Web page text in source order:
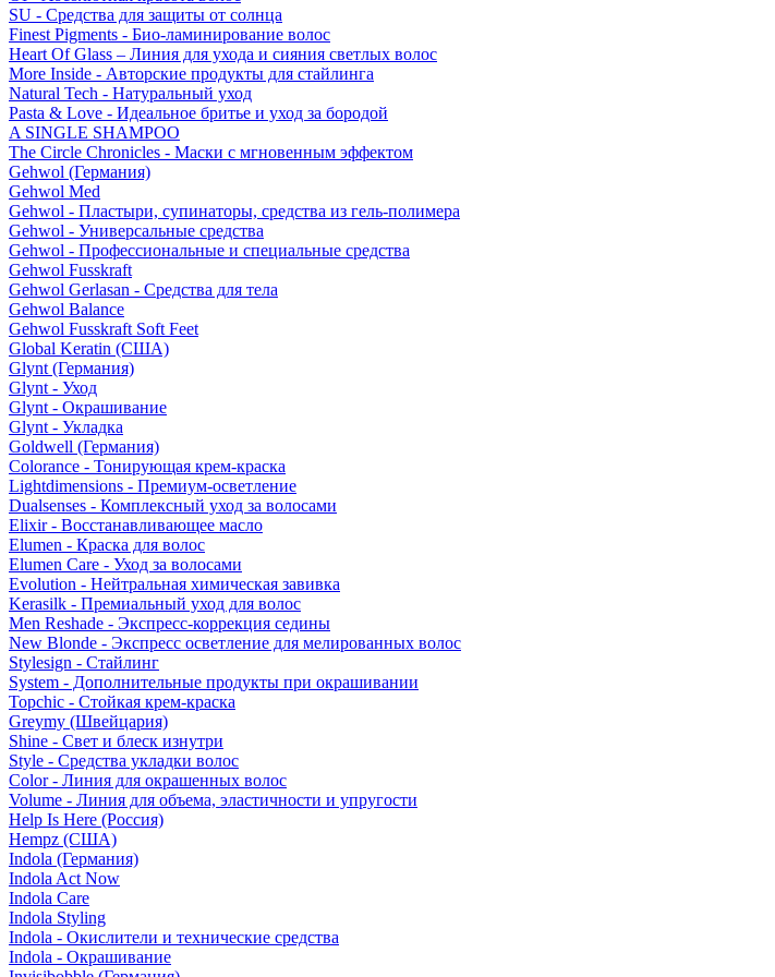
SU - Средства для защиты от солнца
Finest Pigments - Био-ламинирование волос
Heart Of Glass – Линия для ухода и сияния светлых волос
More Inside - Авторские продукты для стайлинга
Natural Tech - Натуральный уход
Pasta & Love - Идеальное бритье и уход за бородой
A SINGLE SHAMPOO
The Circle Chronicles - Маски с мгновенным эффектом
Gehwol (Германия)
Gehwol Med
Gehwol - Пластыри, супинаторы, средства из гель-полимера
Gehwol - Универсальные средства
Gehwol - Профессиональные и специальные средства
Gehwol Fusskraft
Gehwol Gerlasan - Средства для тела
Gehwol Balance
Gehwol Fusskraft Soft Feet
Global Keratin (США)
Glynt (Германия)
Glynt - Уход
Glynt - Окрашивание
Glynt - Укладка
Goldwell (Германия)
Colorance - Тонирующая крем-краска
Lightdimensions - Премиум-осветление
Dualsenses - Комплексный уход за волосами
Elixir - Восстанавливающее масло
Elumen - Краска для волос
Elumen Care - Уход за волосами
Evolution - Нейтральная химическая завивка
Kerasilk - Премиальный уход для волос
Men Reshade - Экспресс-коррекция седины
New Blonde - Экспресс осветление для мелированных волос
Stylesign - Стайлинг
System - Дополнительные продукты при окрашивании
Topchic - Стойкая крем-краска
Greymy (Швейцария)
Shine - Свет и блеск изнутри
Style - Средства укладки волос
Color - Линия для окрашенных волос
Volume - Линия для объема, эластичности и упругости
Help Is Here (Россия)
Hempz (США)
Indola (Германия)
Indola Act Now
Indola Care
Indola Styling
Indola - Окислители и технические средства
Indola - Окрашивание